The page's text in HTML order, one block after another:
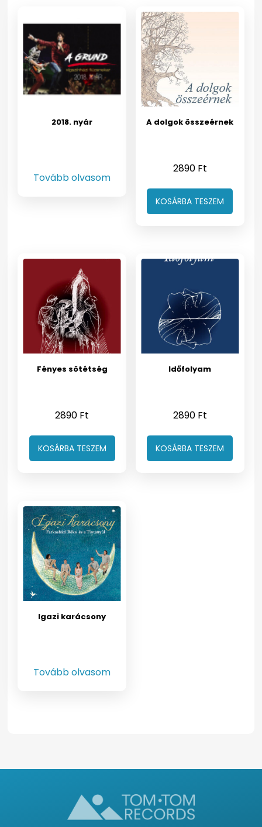
2018. nyár
Tovább olvasom
A dolgok összeérnek
2890 Ft
KOSÁRBA TESZEM
Fényes sötétség
2890 Ft
KOSÁRBA TESZEM
Időfolyam
2890 Ft
KOSÁRBA TESZEM
Igazi karácsony
Tovább olvasom